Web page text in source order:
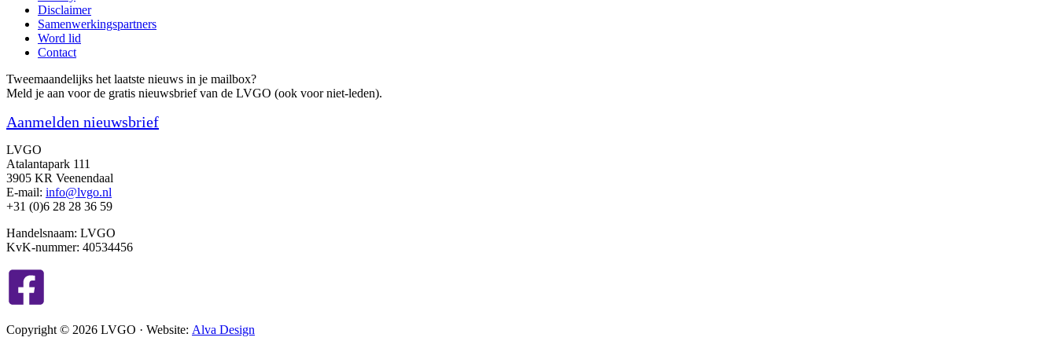
Disclaimer
Samenwerkingspartners
Word lid
Contact
Tweemaandelijks het laatste nieuws in je mailbox?
Meld je aan voor de gratis nieuwsbrief van de LVGO (ook voor niet-leden).
Aanmelden nieuwsbrief
LVGO
Atalantapark 111
3905 KR Veenendaal
E-mail: info@lvgo.nl
+31 (0)6 28 28 36 59
Handelsnaam: LVGO
KvK-nummer: 40534456
Copyright © 2026 LVGO · Website: Alva Design